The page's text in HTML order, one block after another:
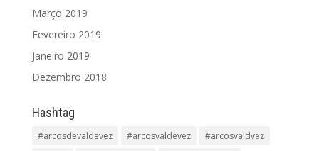
Março 2019
Fevereiro 2019
Janeiro 2019
Dezembro 2018
Hashtag
#arcosdevaldevez #arcosvaldevez
#arcosvaldvez